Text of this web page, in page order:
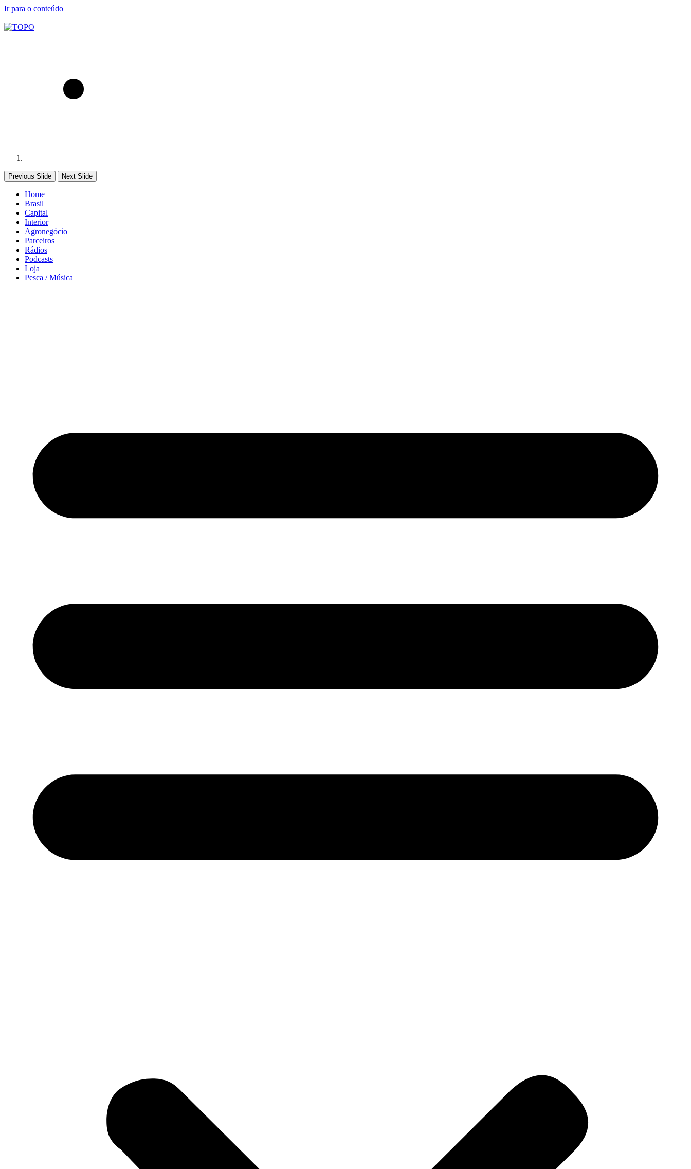
Ir para o conteúdo
Previous Slide Next Slide
Home
Brasil
Capital
Interior
Agronegócio
Parceiros
Rádios
Podcasts
Loja
Pesca / Música